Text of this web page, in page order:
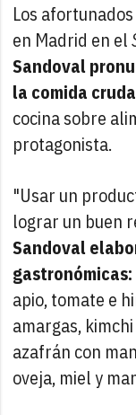
Los
en Madrid en el
Sandoval
la comida
cocina sobre
protagonista.
"Usar un
lograr un buen
Sandoval
gastronómicas:
apio, tomate e
amargas,
azafrán con
oveja, miel y